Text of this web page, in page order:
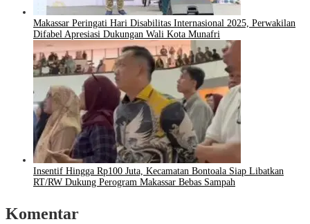
Makassar Peringati Hari Disabilitas Internasional 2025, Perwakilan
Difabel Apresiasi Dukungan Wali Kota Munafri
Insentif Hingga Rp100 Juta, Kecamatan Bontoala Siap Libatkan
RT/RW Dukung Perogram Makassar Bebas Sampah
Komentar